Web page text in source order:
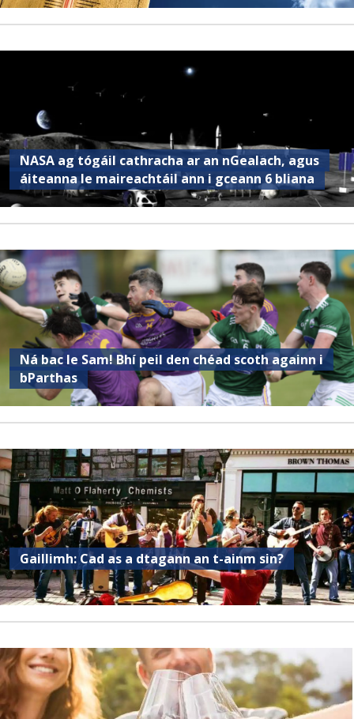
NASA ag tógáil cathracha ar an nGealach, agus
áiteanna le maireachtáil ann i gceann 6 bliana
Ná bac le Sam! Bhí peil den chéad scoth againn i
bParthas
Gaillimh: Cad as a dtagann an t-ainm sin?